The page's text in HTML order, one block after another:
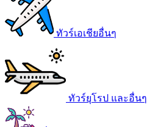
ทัวร์เอเชียอื่นๆ
ทัวร์ยุโรป และอื่นๆ